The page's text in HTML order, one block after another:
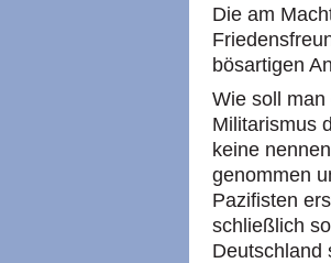
Die am
bösartigen
Wie soll
Militarismus
keine
genommen
Pazifisten
schließlich
Deutschland